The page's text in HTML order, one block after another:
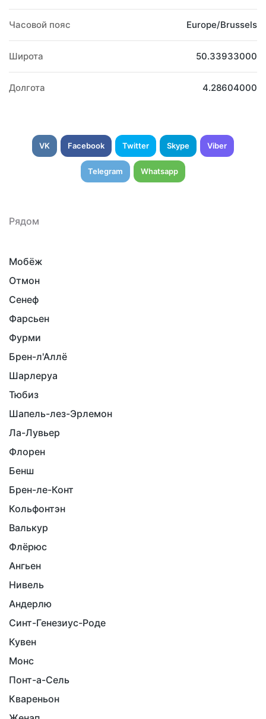
Часовой пояс Europe/Brussels
Широта 50.33933000
Долгота 4.28604000
VK Facebook Twitter Skype Viber
Telegram Whatsapp
Рядом
Мобёж
Отмон
Сенеф
Фарсьен
Фурми
Брен-л'Аллё
Шарлеруа
Тюбиз
Шапель-лез-Эрлемон
Ла-Лувьер
Флорен
Бенш
Брен-ле-Конт
Кольфонтэн
Валькур
Флёрюс
Ангьен
Нивель
Андерлю
Синт-Генезиус-Роде
Кувен
Монс
Понт-а-Сель
Квареньон